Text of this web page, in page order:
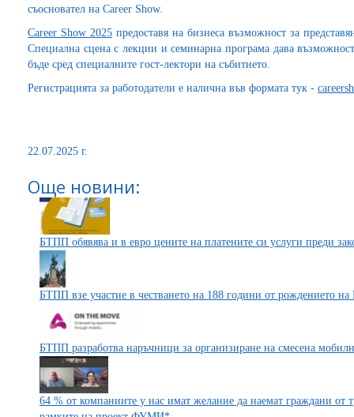
съосновател на Career Show.
Career Show 2025 предоставя на бизнеса възможност за
Специална сцена с лекции и семинарна програма дава
бъде сред специалните гост-лектори на събитието.
Регистрацията за работодатели е налична във формата тук -
22.07.2025 г.
Още новини:
БТПП обявява и в евро цените на платените си услуги преди
БТПП взе участие в честването на 188 години от рождението
БТПП разработва наръчници за организиране на смесена
64 % от компаниите у нас имат желание да наемат граждани от